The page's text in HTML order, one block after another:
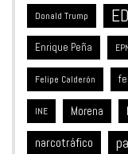
Donald Trump
Enrique Peña
Felipe Calderón
INE Morena
narcotráfico